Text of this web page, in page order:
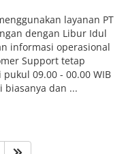
layanan PT
dengan Libur Idul
informasi operasional
Support tetap
09.00 - 00.00 WIB
biasanya dan ...